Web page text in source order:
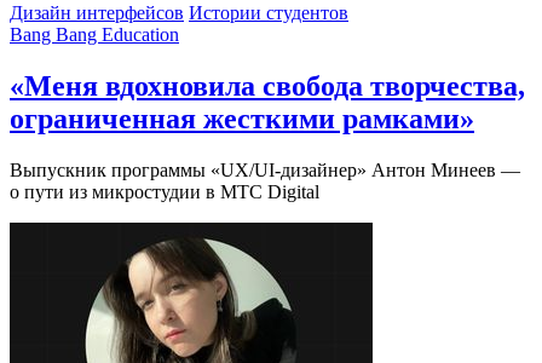
Дизайн интерфейсов Истории студентов
Bang Bang Education
«Меня вдохновила свобода творчества,
ограниченная жесткими рамками»
Выпускник программы «UX/UI-дизайнер» Антон Минеев —
о пути из микростудии в МТС Digital